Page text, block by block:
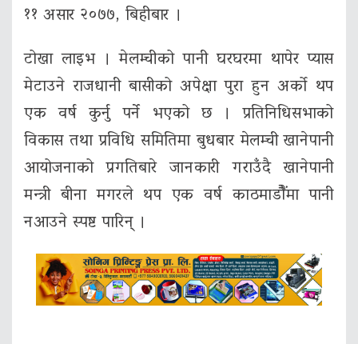
११ असार २०७७, बिहीबार ।
टोखा लाइभ । मेलम्चीको पानी घरघरमा थापेर प्यास
मेटाउने राजधानी बासीको अपेक्षा पुरा हुन अर्को थप
एक वर्ष कुर्नु पर्ने भएको छ । प्रतिनिधिसभाको
विकास तथा प्रविधि समितिमा बुधबार मेलम्ची खानेपानी
आयोजनाको प्रगतिबारे जानकारी गराउँदै खानेपानी
मन्त्री बीना मगरले थप एक वर्ष काठमाडौैंमा पानी
नआउने स्पष्ट पारिन् ।